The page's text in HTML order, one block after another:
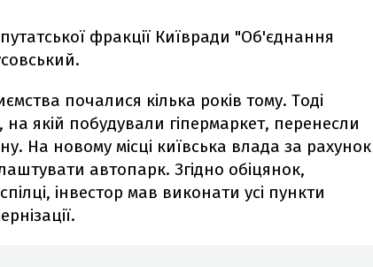
фракції Київради "Об'єднання
почалися кілька років тому. Тоді
якій побудували гіпермаркет, перенесли
На новому місці київська влада за рахунок
автопарк. Згідно обіцянок,
інвестор мав виконати усі пункти